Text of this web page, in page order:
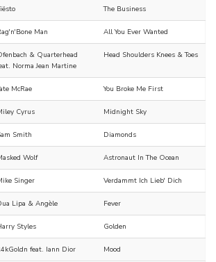
The Business
Man All You Ever Wanted
& Quarterhead
Norma Jean Martine
Head Shoulders Knees & Toes
McRae You Broke Me First
Cyrus Midnight Sky
Smith Diamonds
Wolf Astronaut In The Ocean
Singer Verdammt Ich Lieb' Dich
Lipa & Angèle Fever
Styles Golden
feat. Iann Dior Mood